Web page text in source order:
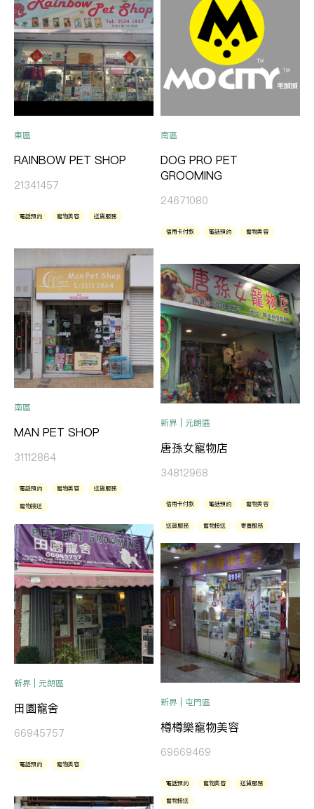
東區
RAINBOW PET SHOP
21341457
電話預約 寵物美容 送貨服務
南區
DOG PRO PET
GROOMING
24671080
信用卡付款 電話預約 寵物美容
南區
MAN PET SHOP
31112864
電話預約 寵物美容 送貨服務
寵物接送
新界 | 元朗區
唐孫女寵物店
34812968
信用卡付款 電話預約 寵物美容
送貨服務 寵物接送 寄養服務
新界 | 元朗區
田園寵舍
66945757
電話預約 寵物美容
新界 | 屯門區
樽樽樂寵物美容
69669469
電話預約 寵物美容 送貨服務
寵物接送